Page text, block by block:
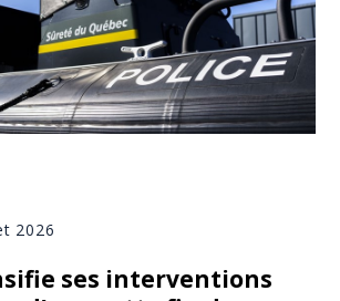
2026
ses interventions